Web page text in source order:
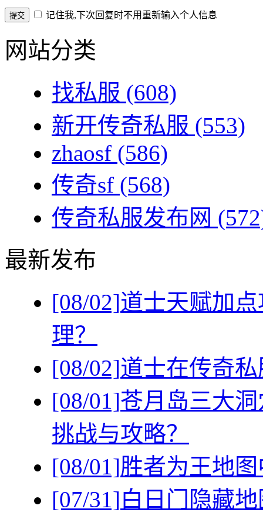
记住我,下次回复时不用重新输入个人信息
网站分类
找私服 (608)
新开传奇私服 (553)
zhaosf (586)
传奇sf (568)
传奇私服发布网
最新发布
[08/02]道士天赋加
理？
[08/02]道士在传奇
[08/01]苍月岛三大
挑战与攻略？
[08/01]胜者为王地
[07/31]白日门隐藏